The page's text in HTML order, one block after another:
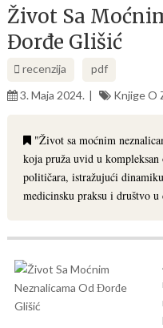
Život Sa
Đorđe Glišić
recenzija
pdf
3. Maja 2024.
Knjige O
"Život sa moćnim
koja pruža uvid u
političara, istražujući
medicinsku praksu i društvo u